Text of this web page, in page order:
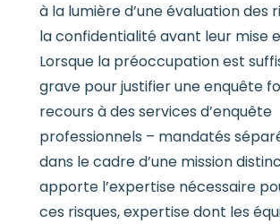
à la lumière d’une évaluation des
la confidentialité avant leur mise
Lorsque la préoccupation est
grave pour justifier une enquête
recours à des services d’enquête
professionnels – mandatés
dans le cadre d’une mission
apporte l’expertise nécessaire
ces risques, expertise dont les